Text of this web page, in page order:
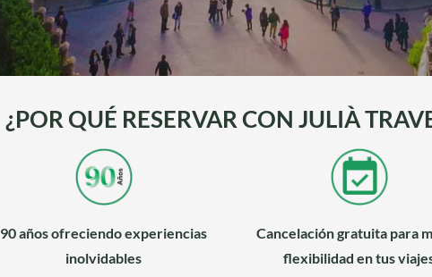
¿POR QUÉ RESERVAR CON JULIÀ
90 años ofreciendo experiencias
inolvidables
Cancelación gratuita para
flexibilidad en tus